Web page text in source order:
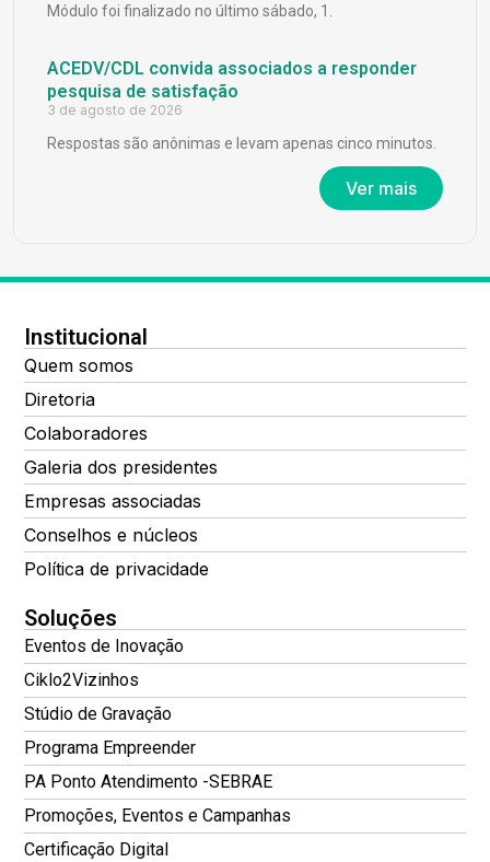
Módulo foi finalizado no último sábado, 1.
ACEDV/CDL convida associados a responder
pesquisa de satisfação
3 de agosto de 2026
Respostas são anônimas e levam apenas cinco minutos.
Ver mais
Institucional
Quem somos
Diretoria
Colaboradores
Galeria dos presidentes
Empresas associadas
Conselhos e núcleos
Política de privacidade
Soluções
Eventos de Inovação
Ciklo2Vizinhos
Stúdio de Gravação
Programa Empreender
PA Ponto Atendimento -SEBRAE
Promoções, Eventos e Campanhas
Certificação Digital